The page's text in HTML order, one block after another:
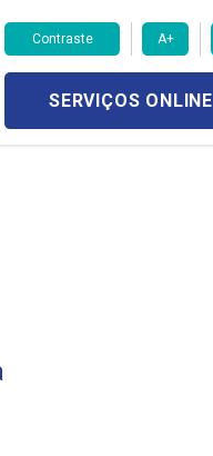
Contraste A+
SERVIÇOS ONLINE